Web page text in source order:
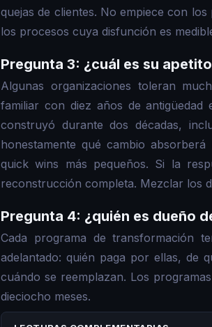
quejas de clientes. No empiece con
los procesos cuya disfunción es
Pregunta 3: ¿cuál es su
Algunas organizaciones toleran
familiar con diez años de
construyó durante dos décadas,
honestamente qué cambio
quick wins más pequeños. Si la
reconstrucción completa. Mezclar los
Pregunta 4: ¿quién es dueño
Cada programa de transformación
adelantado: quién paga por ellas, de
cuándo se reemplazan. Los
dieciocho meses.